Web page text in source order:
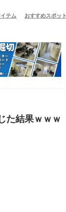
テム おすすめスポッ
た結果ｗｗｗ